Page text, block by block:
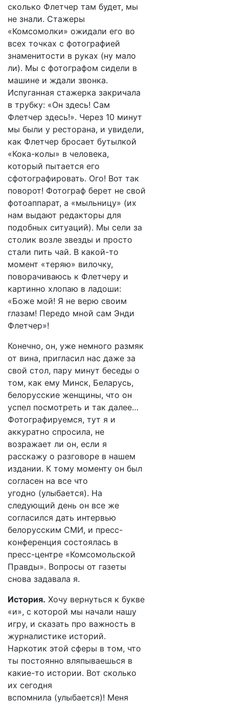
сколько Флетчер там будет, мы
не знали. Стажеры
«Комсомолки» ожидали его во
всех точках с фотографией
знаменитости в руках (ну мало
ли). Мы с фотографом сидели в
машине и ждали звонка.
Испуганная стажерка закричала
в трубку: «Он здесь! Сам
Флетчер здесь!». Через 10 минут
мы были у ресторана, и увидели,
как Флетчер бросает бутылкой
«Кока-колы» в человека,
который пытается его
сфотографировать. Ого! Вот так
поворот! Фотограф берет не свой
фотоаппарат, а «мыльницу» (их
нам выдают редакторы для
подобных ситуаций). Мы сели за
столик возле звезды и просто
стали пить чай. В какой-то
момент «теряю» вилочку,
поворачиваюсь к Флетчеру и
картинно хлопаю в ладоши:
«Боже мой! Я не верю своим
глазам! Передо мной сам Энди
Флетчер»!
Конечно, он, уже немного размяк
от вина, пригласил нас даже за
свой стол, пару минут беседы о
том, как ему Минск, Беларусь,
белорусские женщины, что он
успел посмотреть и так далее…
Фотографируемся, тут я и
аккуратно спросила, не
возражает ли он, если я
расскажу о разговоре в нашем
издании. К тому моменту он был
согласен на все что
угодно (улыбается). На
следующий день он все же
согласился дать интервью
белорусским СМИ, и пресс-
конференция состоялась в
пресс-центре «Комсомольской
Правды». Вопросы от газеты
снова задавала я.
История. Хочу вернуться к букве
«и», с которой мы начали нашу
игру, и сказать про важность в
журналистике историй.
Наркотик этой сферы в том, что
ты постоянно вляпываешься в
какие-то истории. Вот сколько
их сегодня
вспомнила (улыбается)! Меня